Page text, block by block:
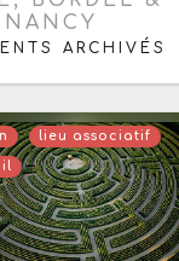
NANCY
ARCHIVÉS
lieu associatif